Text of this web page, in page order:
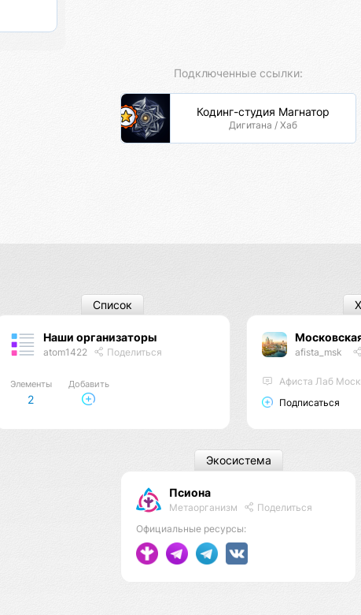
Подключенные ссылки:
Кодинг-студия Магнатор
Дигитана / Хаб
Наши организаторы
atom1422 Поделиться
Элементы
2
Добавить
Список
afista_msk
Афиста Лаб
Подписаться
Псиона
Метаорганизм
Поделиться
Официальные ресурсы:
Экосистема